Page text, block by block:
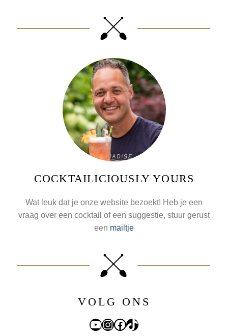
COCKTAILICIOUSLY YOURS
Wat leuk dat je onze website bezoekt! Heb je een
vraag over een cocktail of een suggestie, stuur gerust
een mailtje
VOLG ONS
YouTube
Instagram
Facebook
TikTok